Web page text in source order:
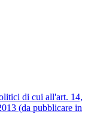
di cui all'art. 14,
(da pubblicare in